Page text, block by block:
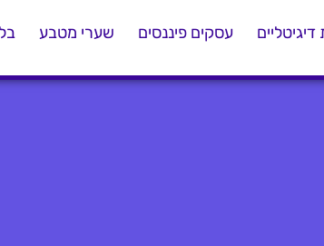
עסקים פיננסים שערי מטבע